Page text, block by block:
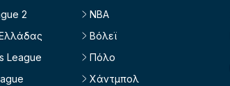
2
League
NBA
Βόλεϊ
Πόλο
Χάντμπολ